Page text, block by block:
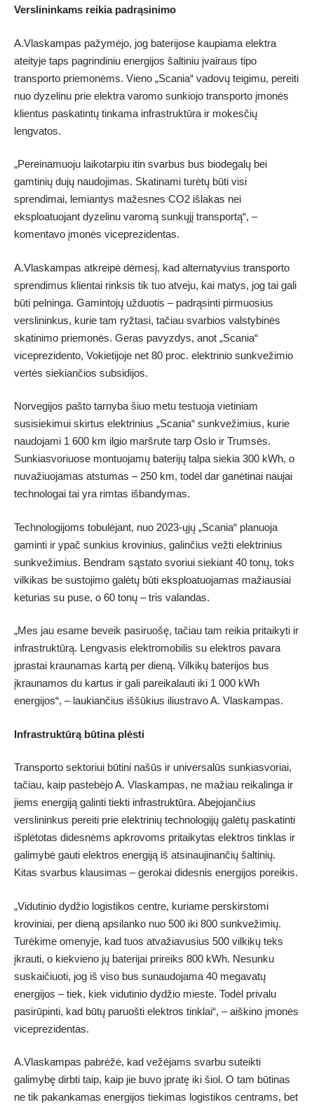
Verslininkams reikia padrąsinimo
A.Vlaskampas pažymėjo, jog baterijose kaupiama elektra
ateityje taps pagrindiniu energijos šaltiniu įvairaus tipo
transporto priemonėms. Vieno „Scania“ vadovų teigimu, pereiti
nuo dyzelinu prie elektra varomo sunkiojo transporto įmonės
klientus paskatintų tinkama infrastruktūra ir mokesčių
lengvatos.
„Pereinamuoju laikotarpiu itin svarbus bus biodegalų bei
gamtinių dujų naudojimas. Skatinami turėtų būti visi
sprendimai, lemiantys mažesnes CO2 išlakas nei
eksploatuojant dyzelinu varomą sunkųjį transportą“, –
komentavo įmonės viceprezidentas.
A.Vlaskampas atkreipė dėmesį, kad alternatyvius transporto
sprendimus klientai rinksis tik tuo atveju, kai matys, jog tai gali
būti pelninga. Gamintojų užduotis – padrąsinti pirmuosius
verslininkus, kurie tam ryžtasi, tačiau svarbios valstybinės
skatinimo priemonės. Geras pavyzdys, anot „Scania“
viceprezidento, Vokietijoje net 80 proc. elektrinio sunkvežimio
vertės siekiančios subsidijos.
Norvegijos pašto tarnyba šiuo metu testuoja vietiniam
susisiekimui skirtus elektrinius „Scania“ sunkvežimius, kurie
naudojami 1 600 km ilgio maršrute tarp Oslo ir Trumsės.
Sunkiasvoriuose montuojamų baterijų talpa siekia 300 kWh, o
nuvažiuojamas atstumas – 250 km, todėl dar ganėtinai naujai
technologai tai yra rimtas išbandymas.
Technologijoms tobulėjant, nuo 2023-ųjų „Scania“ planuoja
gaminti ir ypač sunkius krovinius, galinčius vežti elektrinius
sunkvežimius. Bendram sąstato svoriui siekiant 40 tonų, toks
vilkikas be sustojimo galėtų būti eksploatuojamas mažiausiai
keturias su puse, o 60 tonų – tris valandas.
„Mes jau esame beveik pasiruošę, tačiau tam reikia pritaikyti ir
infrastruktūrą. Lengvasis elektromobilis su elektros pavara
įprastai kraunamas kartą per dieną. Vilkikų baterijos bus
įkraunamos du kartus ir gali pareikalauti iki 1 000 kWh
energijos“, – laukiančius iššūkius iliustravo A. Vlaskampas.
Infrastruktūrą būtina plėsti
Transporto sektoriui būtini našūs ir universalūs sunkiasvoriai,
tačiau, kaip pastebėjo A. Vlaskampas, ne mažiau reikalinga ir
jiems energiją galinti tiekti infrastruktūra. Abejojančius
verslininkus pereiti prie elektrinių technologijų galėtų paskatinti
išplėtotas didesnėms apkrovoms pritaikytas elektros tinklas ir
galimybė gauti elektros energiją iš atsinaujinančių šaltinių.
Kitas svarbus klausimas – gerokai didesnis energijos poreikis.
„Vidutinio dydžio logistikos centre, kuriame perskirstomi
kroviniai, per dieną apsilanko nuo 500 iki 800 sunkvežimių.
Turėkime omenyje, kad tuos atvažiavusius 500 vilkikų teks
įkrauti, o kiekvieno jų baterijai prireiks 800 kWh. Nesunku
suskaičiuoti, jog iš viso bus sunaudojama 40 megavatų
energijos – tiek, kiek vidutinio dydžio mieste. Todėl privalu
pasirūpinti, kad būtų paruošti elektros tinklai“, – aiškino įmonės
viceprezidentas.
A.Vlaskampas pabrėžė, kad vežėjams svarbu suteikti
galimybę dirbti taip, kaip jie buvo įpratę iki šiol. O tam būtinas
ne tik pakankamas energijos tiekimas logistikos centrams, bet